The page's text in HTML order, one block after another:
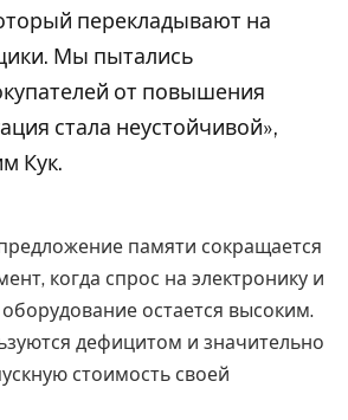
перекладывают на
Мы пытались
от повышения
стала неустойчивой»,
Кук.
памяти сокращается
когда спрос на электронику и
остается высоким.
дефицитом и значительно
стоимость своей